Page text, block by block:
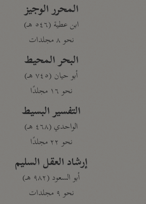
المحرر الوجيز
ابن عطية (٥٤٦ هـ)
نحو ٨ مجلدات
البحر المحيط
أبو حيان (٧٤٥ هـ)
نحو ١٦ مجلدًا
التفسير البسيط
الواحدي (٤٦٨ هـ)
نحو ٢٢ مجلدًا
إرشاد العقل السليم
أبو السعود (٩٨٢ هـ)
نحو ٩ مجلدات